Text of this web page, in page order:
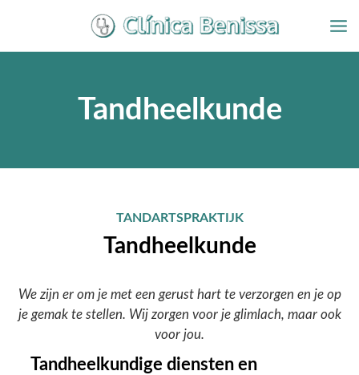
inhoud
Tandheelkunde
TANDARTSPRAKTIJK
Tandheelkunde
We zijn er om je met een gerust hart te verzorgen en je op
je gemak te stellen. Wij zorgen voor je glimlach, maar ook
voor jou.
Tandheelkundige diensten en